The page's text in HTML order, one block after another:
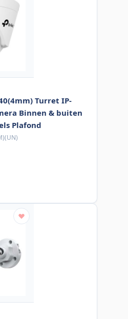
Turret IP-
Binnen & buiten
Plafond